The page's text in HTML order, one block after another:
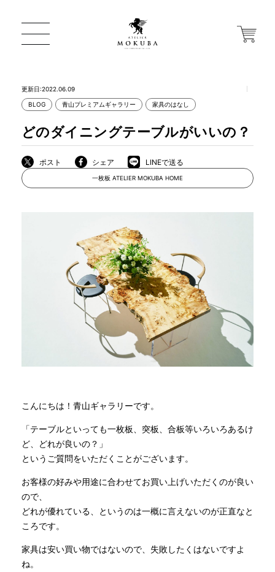
店舗から探す
MOKUBA について
商品情報
WEBカタログ
全商品一覧
新入荷情報
納品事例
更新日:2022.06.09
BLOG 青山プレミアムギャラリー 家具のはなし
どのダイニングテーブルがいいの？
ポスト シェア LINEで送る
一枚板 ATELIER MOKUBA HOME
こんにちは！青山ギャラリーです。
「テーブルといっても一枚板、突板、合板等いろいろあるけ
ど、どれが良いの？」
というご質問をいただくことがございます。
お客様の好みや用途に合わせてお買い上げいただくのが良い
ので、
どれが優れている、というのは一概に言えないのが正直なと
ころです。
家具は安い買い物ではないので、失敗したくはないですよ
ね。